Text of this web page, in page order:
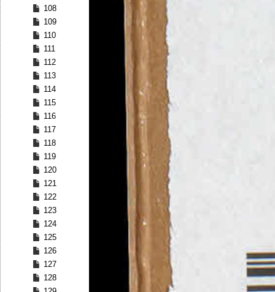
108
109
110
111
112
113
114
115
116
117
118
119
120
121
122
123
124
125
126
127
128